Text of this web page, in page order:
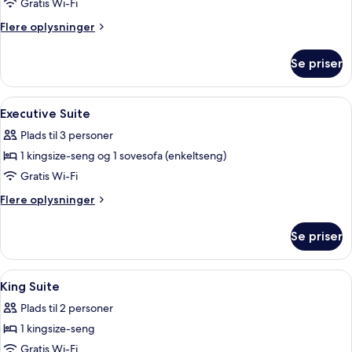
Gratis Wi-Fi
Flere oplysninger
Flere
Room
Se priser
Indlæs
alle
billeder
af
Executive
Suite
Premium-sengetøj, Select Comfort-
9
Executive Suite
Plads til 3 personer
1 kingsize-seng og 1 sovesofa (enkeltseng)
Gratis Wi-Fi
Flere oplysninger
Flere
Suite
Se priser
Indlæs
alle
billeder
af
Premium-sengetøj, Select Comfort-
10
King Suite
Plads til 2 personer
1 kingsize-seng
Gratis Wi-Fi